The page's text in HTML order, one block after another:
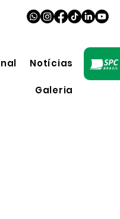
Notícias
Galeria